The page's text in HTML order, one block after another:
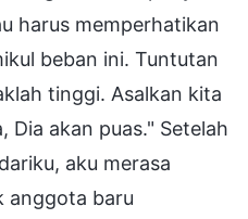
harus memperhatikan
beban ini. Tuntutan
tinggi. Asalkan kita
Dia akan puas." Setelah
aku merasa
anggota baru